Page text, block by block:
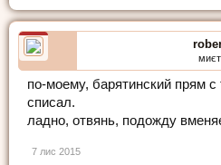
по-моему, барятинский прям
списал.
ладно, отвянь, подожду
7 лис 2015